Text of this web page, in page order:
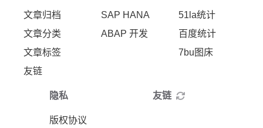
文章归档
文章分类
文章标签
友链
SAP HANA
ABAP 开发
51la统计
百度统计
7bu图床
隐私
版权协议
友链